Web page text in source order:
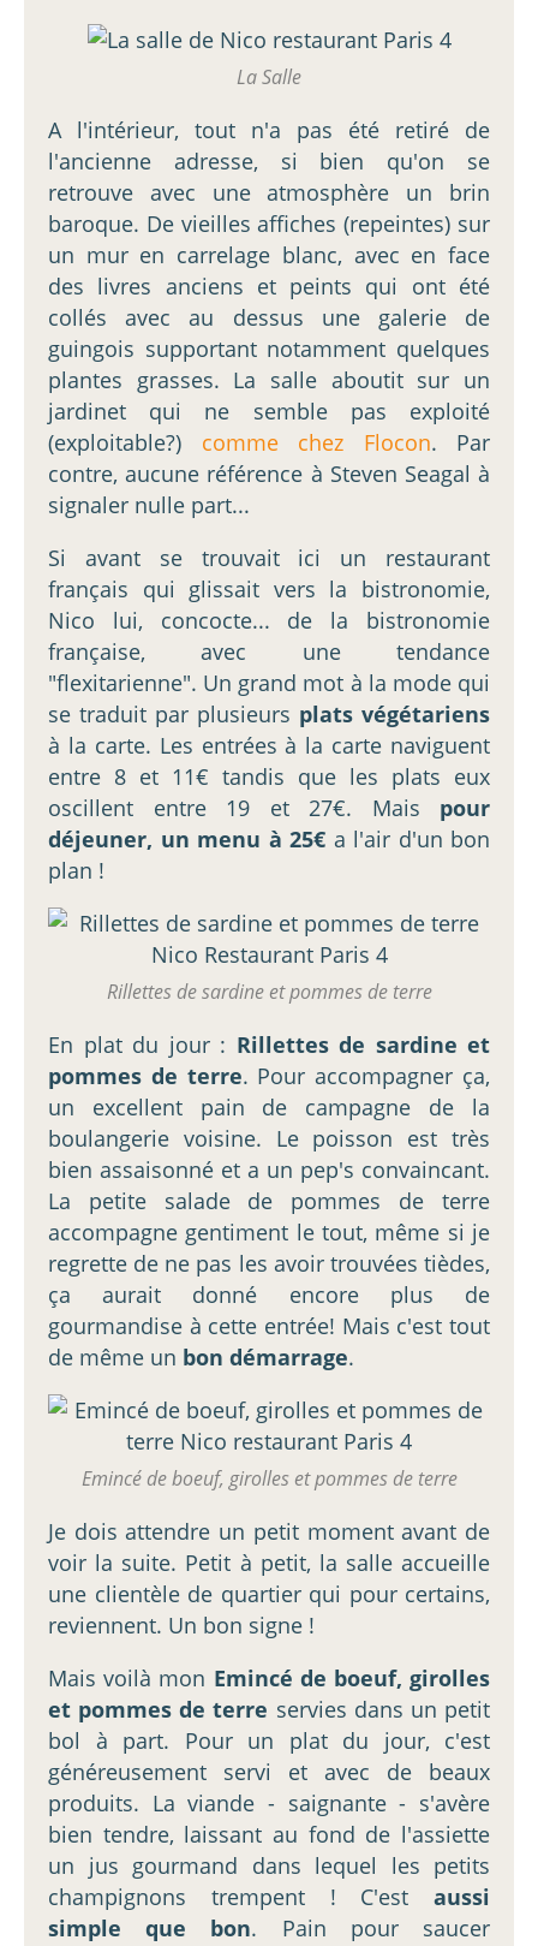
La Salle
A l'intérieur, tout n'a pas été retiré de
l'ancienne adresse, si bien qu'on se
retrouve avec une atmosphère un brin
baroque. De vieilles affiches (repeintes) sur
un mur en carrelage blanc, avec en face
des livres anciens et peints qui ont été
collés avec au dessus une galerie de
guingois supportant notamment quelques
plantes grasses. La salle aboutit sur un
jardinet qui ne semble pas exploité
(exploitable?) comme chez Flocon. Par
contre, aucune référence à Steven Seagal à
signaler nulle part...
Si avant se trouvait ici un restaurant
français qui glissait vers la bistronomie,
Nico lui, concocte... de la bistronomie
française, avec une tendance
"flexitarienne". Un grand mot à la mode qui
se traduit par plusieurs plats végétariens
à la carte. Les entrées à la carte naviguent
entre 8 et 11€ tandis que les plats eux
oscillent entre 19 et 27€. Mais pour
déjeuner, un menu à 25€ a l'air d'un bon
plan !
Rillettes de sardine et pommes de terre
En plat du jour : Rillettes de sardine et
pommes de terre. Pour accompagner ça,
un excellent pain de campagne de la
boulangerie voisine. Le poisson est très
bien assaisonné et a un pep's convaincant.
La petite salade de pommes de terre
accompagne gentiment le tout, même si je
regrette de ne pas les avoir trouvées tièdes,
ça aurait donné encore plus de
gourmandise à cette entrée! Mais c'est tout
de même un bon démarrage.
Emincé de boeuf, girolles et pommes de terre
Je dois attendre un petit moment avant de
voir la suite. Petit à petit, la salle accueille
une clientèle de quartier qui pour certains,
reviennent. Un bon signe !
Mais voilà mon Emincé de boeuf, girolles
et pommes de terre servies dans un petit
bol à part. Pour un plat du jour, c'est
généreusement servi et avec de beaux
produits. La viande - saignante - s'avère
bien tendre, laissant au fond de l'assiette
un jus gourmand dans lequel les petits
champignons trempent ! C'est aussi
simple que bon. Pain pour saucer